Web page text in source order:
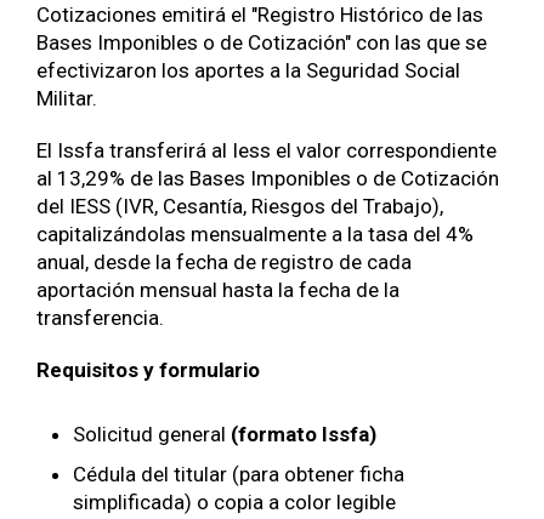
Cotizaciones emitirá el "Registro Histórico de las
Bases Imponibles o de Cotización" con las que se
efectivizaron los aportes a la Seguridad Social
Militar.
El Issfa transferirá al Iess el valor correspondiente
al 13,29% de las Bases Imponibles o de Cotización
del IESS (IVR, Cesantía, Riesgos del Trabajo),
capitalizándolas mensualmente a la tasa del 4%
anual, desde la fecha de registro de cada
aportación mensual hasta la fecha de la
transferencia.
Requisitos y formulario
Solicitud general (formato Issfa)
Cédula del titular (para obtener ficha
simplificada) o copia a color legible